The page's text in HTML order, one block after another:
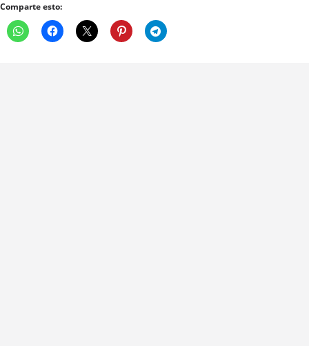
Comparte esto: